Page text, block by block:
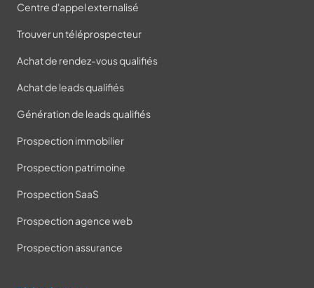
Centre d'appel externalisé
Trouver un téléprospecteur
Achat de rendez-vous qualifiés
Achat de leads qualifiés
Génération de leads qualifiés
Prospection immobilier
Prospection patrimoine
Prospection SaaS
Prospection agence web
Prospection assurance